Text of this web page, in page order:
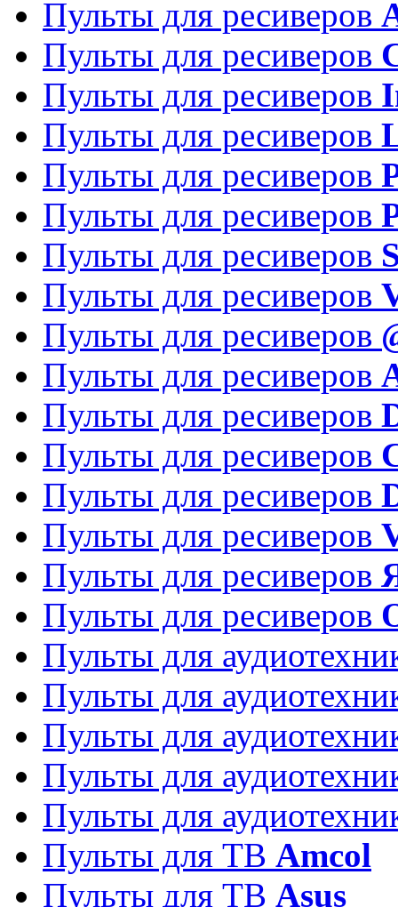
Пульты для ресиверов
Пульты для ресиверов
Пульты для ресиверов
Пульты для ресиверов
Пульты для ресиверов
Пульты для ресиверов
Пульты для ресиверов
Пульты для ресиверов
Пульты для ресиверов
Пульты для ресиверов
Пульты для ресиверов
Пульты для ресиверов
Пульты для ресиверов
Пульты для ресиверов
Пульты для ресиверов
Пульты для ресиверов
Пульты для
Пульты для
Пульты для
Пульты для
Пульты для
Пульты для ТВ Amcol
Пульты для ТВ Asus